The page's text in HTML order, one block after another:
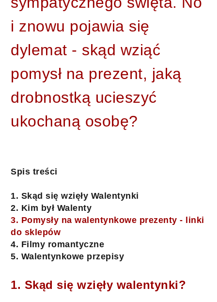
i znowu pojawia się
dylemat - skąd wziąć
pomysł na prezent, jaką
drobnostką ucieszyć
ukochaną osobę?
Spis treści
1. Skąd się wzięły Walentynki
2. Kim był Walenty
3. Pomysły na walentynkowe prezenty - linki
do sklepów
4. Filmy romantyczne
5. Walentynkowe przepisy
1. Skąd się wzięły walentynki?